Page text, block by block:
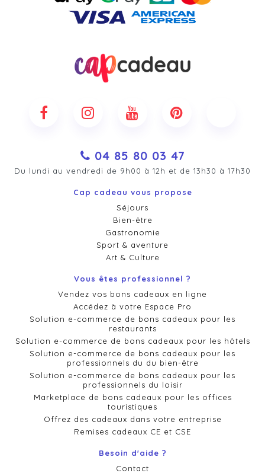
04 85 80 03 47
Du lundi au vendredi de 9h00 à 12h et de 13h30 à 17h30
Cap cadeau vous propose
Séjours
Bien-être
Gastronomie
Sport & aventure
Art & Culture
Vous êtes professionnel ?
Vendez vos bons cadeaux en ligne
Accédez à votre Espace Pro
Solution e-commerce de bons cadeaux pour les
restaurants
Solution e-commerce de bons cadeaux pour les hôtels
Solution e-commerce de bons cadeaux pour les
professionnels du du bien-être
Solution e-commerce de bons cadeaux pour les
professionnels du loisir
Marketplace de bons cadeaux pour les offices
touristiques
Offrez des cadeaux dans votre entreprise
Remises cadeaux CE et CSE
Besoin d'aide ?
Contact